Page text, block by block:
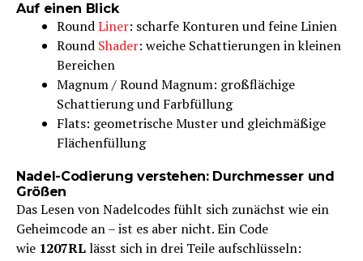
Auf einen Blick
RoundLiner: scharfe Konturen und feine Linien
Round Shader: weiche Schattierungen in kleinen
Bereichen
Magnum / Round Magnum: großflächige
Schattierung und Farbfüllung
Flats: geometrische Muster und gleichmäßige
Flächenfüllung
Nadel-Codierung verstehen: Durchmesser und
Größen
Das Lesen von Nadelcodes fühlt sich zunächst wie ein
Geheimcode an – ist es aber nicht. Ein Code
wie 1207RLlässt sich in drei Teile aufschlüsseln: